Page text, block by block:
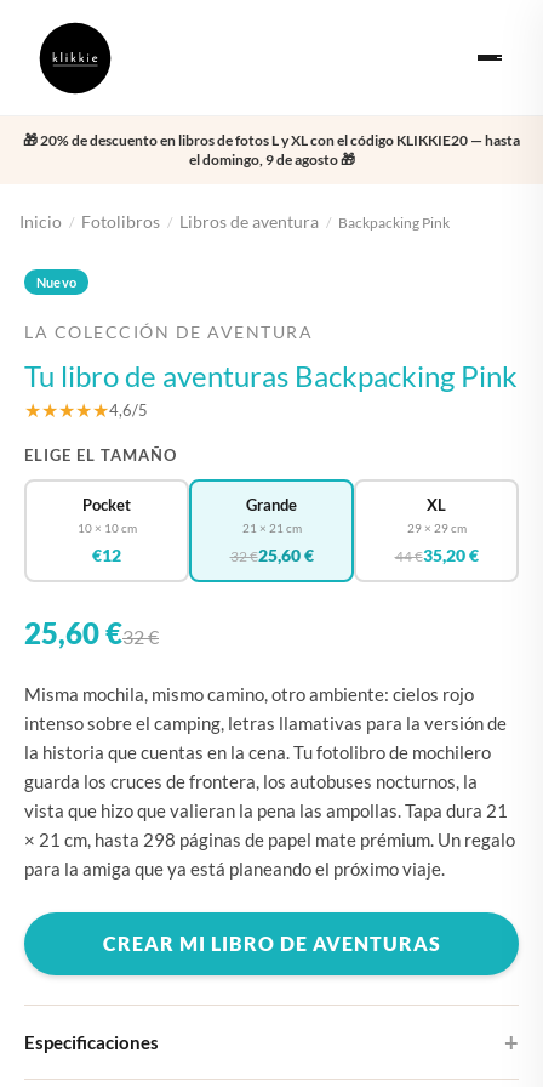
🎁 20% de descuento en libros de fotos L y XL con el código KLIKKIE20 — hasta
el domingo, 9 de agosto 🎁
Inicio / Fotolibros / Libros de aventura / Backpacking Pink
Nuevo
LA COLECCIÓN DE AVENTURA
Tu libro de aventuras Backpacking Pink
★★★★★4,6/5
ELIGE EL TAMAÑO
Pocket
10 × 10 cm
€12
Grande
21 × 21 cm
32 €25,60 €
XL
29 × 29 cm
44 €35,20 €
25,60 €32 €
Misma mochila, mismo camino, otro ambiente: cielos rojo
intenso sobre el camping, letras llamativas para la versión de
la historia que cuentas en la cena. Tu fotolibro de mochilero
guarda los cruces de frontera, los autobuses nocturnos, la
vista que hizo que valieran la pena las ampollas. Tapa dura 21
× 21 cm, hasta 298 páginas de papel mate prémium. Un regalo
para la amiga que ya está planeando el próximo viaje.
CREAR MI LIBRO DE AVENTURAS
Especificaciones